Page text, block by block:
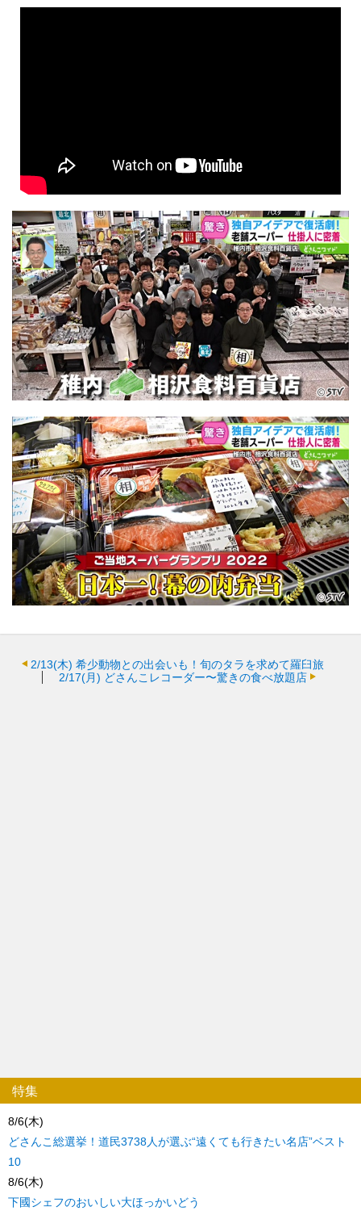
2/13(木) 希少動物との出会いも！旬のタラを求めて羅臼旅
2/17(月) どさんこレコーダー〜驚きの食べ放題店
特集
8/6(木)
どさんこ総選挙！道民3738人が選ぶ“遠くても行きたい名店”ベスト
10
8/6(木)
下國シェフのおいしい大ほっかいどう